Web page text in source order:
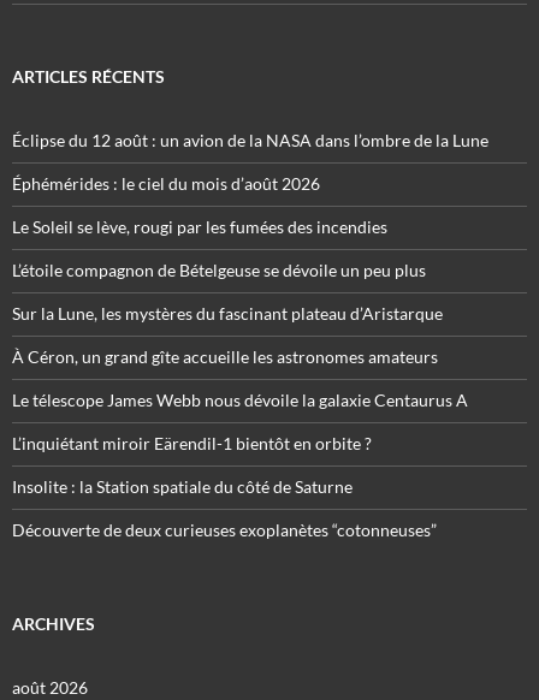
ARTICLES RÉCENTS
Éclipse du 12 août : un avion de la NASA dans l’ombre de la Lune
Éphémérides : le ciel du mois d’août 2026
Le Soleil se lève, rougi par les fumées des incendies
L’étoile compagnon de Bételgeuse se dévoile un peu plus
Sur la Lune, les mystères du fascinant plateau d’Aristarque
À Céron, un grand gîte accueille les astronomes amateurs
Le télescope James Webb nous dévoile la galaxie Centaurus A
L’inquiétant miroir Eärendil-1 bientôt en orbite ?
Insolite : la Station spatiale du côté de Saturne
Découverte de deux curieuses exoplanètes “cotonneuses”
ARCHIVES
août 2026